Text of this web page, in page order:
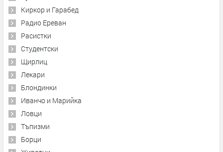
Киркор и Гарабед
Радио Ереван
Расистки
Студентски
Щирлиц
Лекари
Блондинки
Иванчо и Марийка
Ловци
Тъпизми
Борци